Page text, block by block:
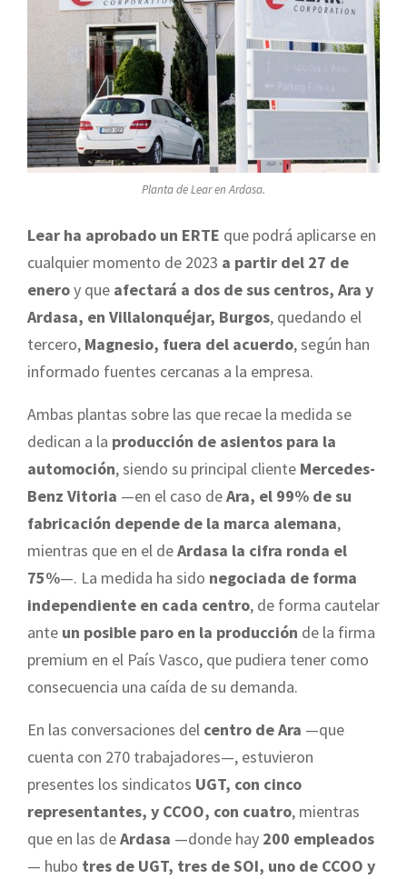
Planta de Lear en Ardasa.
Lear ha aprobado un ERTE que podrá aplicarse en
cualquier momento de 2023 a partir del 27 de
eneroy que afectará a dos de sus centros, Ara y
Ardasa, en Villalonquéjar, Burgos, quedando el
tercero, Magnesio, fuera del acuerdo, según han
informado fuentes cercanas a la empresa.
Ambas plantas sobre las que recae la medida se
dedican a la producción de asientos para la
automoción, siendo su principal cliente Mercedes-
Benz Vitoria —en el caso deAra, el 99% de su
fabricación depende de la marca alemana,
mientras que en el deArdasa la cifra ronda el
75%—. La medida ha sido negociada de forma
independiente en cada centro, de forma cautelar
ante un posible paro en la producción de la firma
premium en el País Vasco, que pudiera tener como
consecuencia una caída de su demanda.
En las conversaciones del centro de Ara —que
cuenta con 270 trabajadores—, estuvieron
presentes los sindicatos UGT, con cinco
representantes, y CCOO, con cuatro, mientras
que en las deArdasa —donde hay 200 empleados
— hubo tres de UGT, tres de SOI, uno de CCOO y